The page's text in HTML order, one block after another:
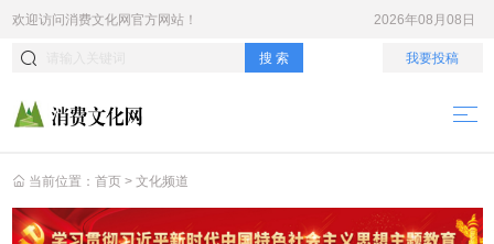
欢迎访问消费文化网官方网站！ 2026年08月08日
搜 索 我要投稿
当前位置： 首页 > 文化频道